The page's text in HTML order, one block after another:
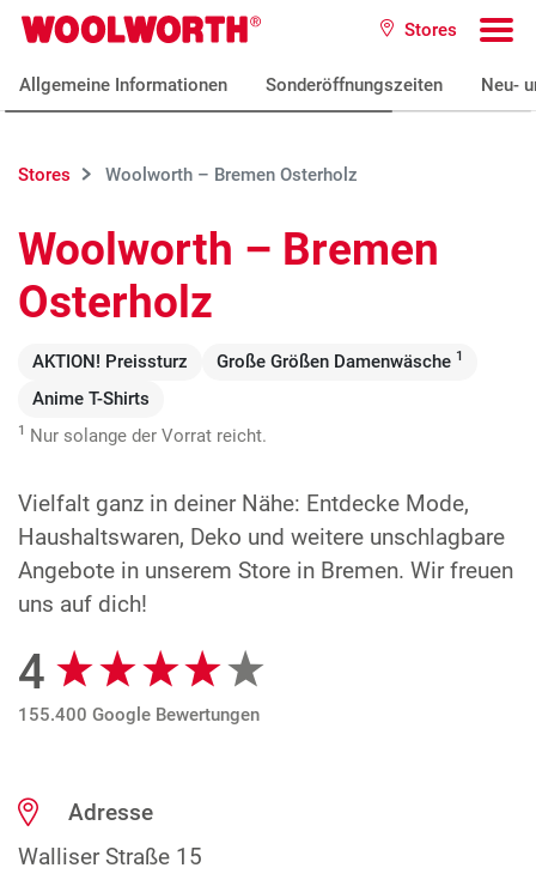
Zum Hauptinhalt
Woolworth GmbH Stores
Allgemeine Informationen Sonderöffnungszeiten Neu-
Stores Woolworth – Bremen Osterholz
Woolworth – Bremen
Osterholz
AKTION! Preissturz Große Größen Damenwäsche 1
Anime T-Shirts
1 Nur solange der Vorrat reicht.
Vielfalt ganz in deiner Nähe: Entdecke Mode,
Haushaltswaren, Deko und weitere unschlagbare
Angebote in unserem Store in Bremen. Wir freuen
uns auf dich!
Google Bewertungen
4
155.400 Google Bewertungen
Adresse
Walliser Straße 15